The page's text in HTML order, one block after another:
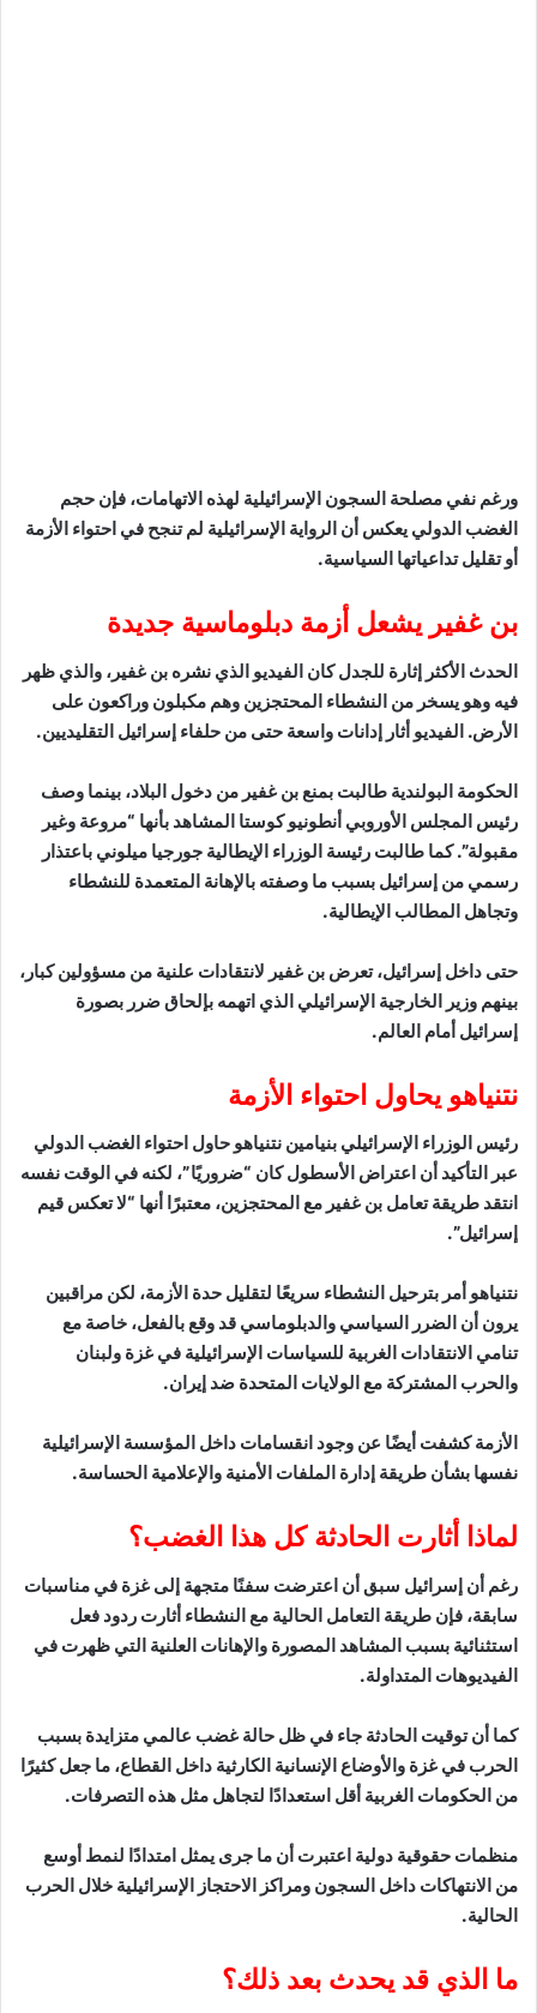
ورغم نفي مصلحة السجون الإسرائيلية لهذه الاتهامات، فإن حجم
الغضب الدولي يعكس أن الرواية الإسرائيلية لم تنجح في احتواء الأزمة
أو تقليل تداعياتها السياسية.
بن غفير يشعل أزمة دبلوماسية جديدة
الحدث الأكثر إثارة للجدل كان الفيديو الذي نشره بن غفير، والذي ظهر
فيه وهو يسخر من النشطاء المحتجزين وهم مكبلون وراكعون على
الأرض. الفيديو أثار إدانات واسعة حتى من حلفاء إسرائيل التقليديين.
الحكومة البولندية طالبت بمنع بن غفير من دخول البلاد، بينما وصف
رئيس المجلس الأوروبي أنطونيو كوستا المشاهد بأنها “مروعة وغير
مقبولة”. كما طالبت رئيسة الوزراء الإيطالية جورجيا ميلوني باعتذار
رسمي من إسرائيل بسبب ما وصفته بالإهانة المتعمدة للنشطاء
وتجاهل المطالب الإيطالية.
حتى داخل إسرائيل، تعرض بن غفير لانتقادات علنية من مسؤولين كبار،
بينهم وزير الخارجية الإسرائيلي الذي اتهمه بإلحاق ضرر بصورة
إسرائيل أمام العالم.
نتنياهو يحاول احتواء الأزمة
رئيس الوزراء الإسرائيلي بنيامين نتنياهو حاول احتواء الغضب الدولي
عبر التأكيد أن اعتراض الأسطول كان “ضروريًا”، لكنه في الوقت نفسه
انتقد طريقة تعامل بن غفير مع المحتجزين، معتبرًا أنها “لا تعكس قيم
إسرائيل”.
نتنياهو أمر بترحيل النشطاء سريعًا لتقليل حدة الأزمة، لكن مراقبين
يرون أن الضرر السياسي والدبلوماسي قد وقع بالفعل، خاصة مع
تنامي الانتقادات الغربية للسياسات الإسرائيلية في غزة ولبنان
والحرب المشتركة مع الولايات المتحدة ضد إيران.
الأزمة كشفت أيضًا عن وجود انقسامات داخل المؤسسة الإسرائيلية
نفسها بشأن طريقة إدارة الملفات الأمنية والإعلامية الحساسة.
لماذا أثارت الحادثة كل هذا الغضب؟
رغم أن إسرائيل سبق أن اعترضت سفنًا متجهة إلى غزة في مناسبات
سابقة، فإن طريقة التعامل الحالية مع النشطاء أثارت ردود فعل
استثنائية بسبب المشاهد المصورة والإهانات العلنية التي ظهرت في
الفيديوهات المتداولة.
كما أن توقيت الحادثة جاء في ظل حالة غضب عالمي متزايدة بسبب
الحرب في غزة والأوضاع الإنسانية الكارثية داخل القطاع، ما جعل كثيرًا
من الحكومات الغربية أقل استعدادًا لتجاهل مثل هذه التصرفات.
منظمات حقوقية دولية اعتبرت أن ما جرى يمثل امتدادًا لنمط أوسع
من الانتهاكات داخل السجون ومراكز الاحتجاز الإسرائيلية خلال الحرب
الحالية.
ما الذي قد يحدث بعد ذلك؟